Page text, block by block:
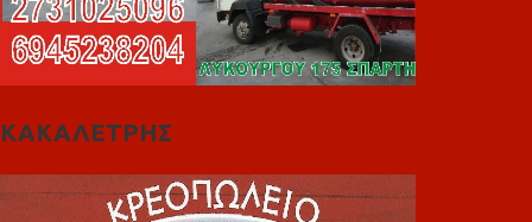
ΚΑΚΑΛΕΤΡΗΣ